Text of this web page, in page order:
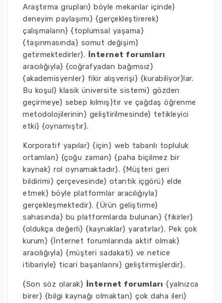
Araştırma grupları} böyle mekanlar içinde}
deneyim paylaşımı} {gerçekleştirerek}
çalışmaların} {toplumsal yaşama}
{taşınmasında} somut değişim}
getirmektedirler}. İnternet forumları
aracılığıyla} {coğrafyadan bağımsız}
{akademisyenler} fikir alışverişi} {kurabiliyor}lar.
Bu koşul} klasik üniversite sistemi} gözden
geçirmeye} sebep kılmış}tır ve çağdaş öğrenme
metodolojilerinin} geliştirilmesinde} tetikleyici
etki} {oynamıştır}.
Korporatif yapılar} {için} web tabanlı topluluk
ortamları} {çoğu zaman} {paha biçilmez bir
kaynak} rol oynamaktadır}. {Müşteri geri
bildirimi} çerçevesinde} otantik içgörü} elde
etmek} böyle platformlar aracılığıyla}
gerçekleşmektedir}. {Ürün geliştirme}
sahasında} bu platformlarda bulunan} {fikirler}
{oldukça değerli} {kaynaklar} yaratırlar}. Pek çok
kurum} {İnternet forumlarında aktif olmak}
aracılığıyla} {müşteri sadakati} ve netice
itibariyle} ticari başarılarını} geliştirmişlerdir}.
{Son söz olarak} İnternet forumları {yalnızca
birer} {bilgi kaynağı olmaktan} çok daha ileri}